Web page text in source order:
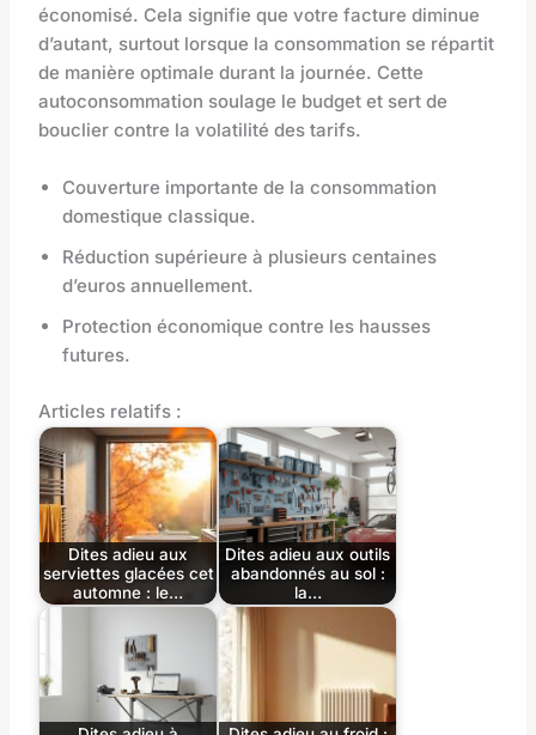
économisé. Cela signifie que votre facture diminue
d’autant, surtout lorsque la consommation se répartit
de manière optimale durant la journée. Cette
autoconsommation soulage le budget et sert de
bouclier contre la volatilité des tarifs.
Couverture importante de la consommation
domestique classique.
Réduction supérieure à plusieurs centaines
d’euros annuellement.
Protection économique contre les hausses
futures.
Articles relatifs :
Dites adieu aux
serviettes glacées cet
automne : le…
Dites adieu aux outils
abandonnés au sol :
la…